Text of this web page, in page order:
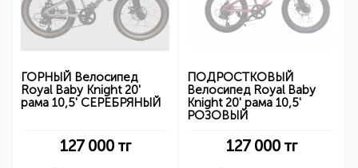
ГОРНЫЙ Велосипед
Royal Baby Knight 20'
рама 10,5' СЕРЕБРЯНЫЙ
127 000тг
ПОДРОСТКОВЫЙ
Велосипед Royal Baby
Knight 20' рама 10,5'
РОЗОВЫЙ
127 000тг